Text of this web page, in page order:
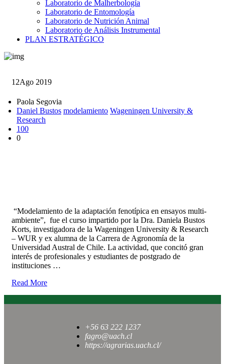
Laboratorio de Malherbología
Laboratorio de Entomología
Laboratorio de Nutrición Animal
Laboratorio de Análisis Instrumental
PLAN ESTRATÉGICO
12Ago 2019
Paola Segovia
Daniel Bustos modelamiento Wageningen University &
Research
100
0
“Modelamiento de la adaptación fenotípica en ensayos multi-
ambiente”, fue el curso impartido por la Dra. Daniela Bustos
Korts, investigadora de la Wageningen University & Research
– WUR y ex alumna de la Carrera de Agronomía de la
Universidad Austral de Chile. La actividad, que concitó gran
interés de profesionales y estudiantes de postgrado de
instituciones …
Read More
+56 63 222 1237
fagro@uach.cl
https://agrarias.uach.cl/